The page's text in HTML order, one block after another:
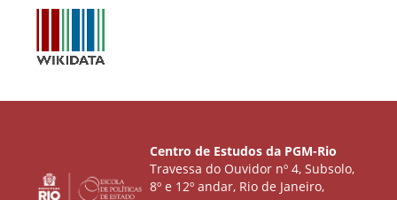
Centro de Estudos da PGM-Rio
Travessa do Ouvidor nº 4, Subsolo,
8º e 12º andar, Rio de Janeiro,